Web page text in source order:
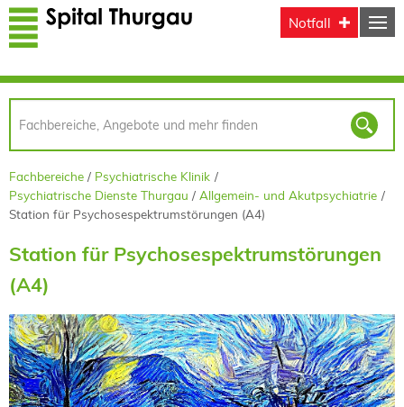
Direkt zum Inhalt
Notfall
Fachbereiche
Psychiatrische Klinik
Psychiatrische Dienste Thurgau
Allgemein- und Akutpsychiatrie
Station für Psychosespektrumstörungen (A4)
Station für Psychosespektrumstörungen
(A4)